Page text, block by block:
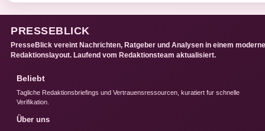
PRESSEBLICK
PresseBlick vereint Nachrichten, Ratgeber und Analysen in einem
Redaktionslayout. Laufend vom Redaktionsteam aktualisiert.
Beliebt
Tagliche Redaktionsbriefings und Vertrauensressourcen, kuratiert fur schnelle
Verifikation.
Über uns